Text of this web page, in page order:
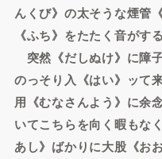
んくび》の太そうな煙管
《ふち》をたたく音がす
突然《だしぬけ》に障
のっそり入《はい》ッて
用《むなさんよう》に余
いてこちらを向く暇もな
あし》ばかりに大股《お